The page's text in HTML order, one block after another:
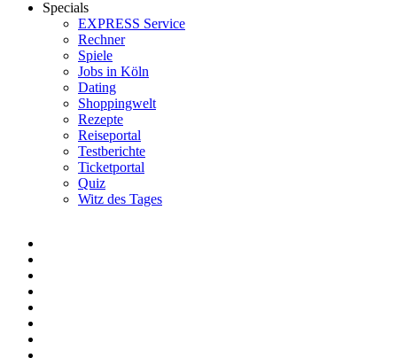
Specials
EXPRESS Service
Rechner
Spiele
Jobs in Köln
Dating
Shoppingwelt
Rezepte
Reiseportal
Testberichte
Ticketportal
Quiz
Witz des Tages